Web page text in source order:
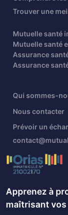
Trouver une
Mutuelle santé
Mutuelle santé
Assurance
Assurance
Qui sommes-
Nous contacter
Prévoir un
Apprenez à
maîtrisant vos